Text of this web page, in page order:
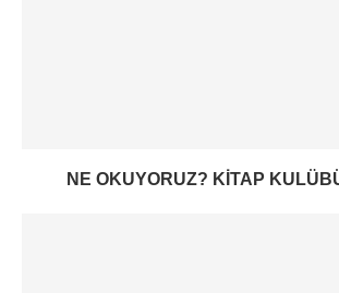
NE OKUYORUZ? KITAP